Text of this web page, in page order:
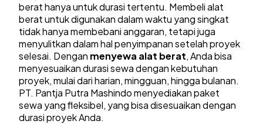
berat hanya untuk durasi tertentu. Membeli alat
berat untuk digunakan dalam waktu yang singkat
tidak hanya membebani anggaran, tetapi juga
menyulitkan dalam hal penyimpanan setelah proyek
selesai. Dengan menyewa alat berat, Anda bisa
menyesuaikan durasi sewa dengan kebutuhan
proyek, mulai dari harian, mingguan, hingga bulanan.
PT. Pantja Putra Mashindo menyediakan paket
sewa yang fleksibel, yang bisa disesuaikan dengan
durasi proyek Anda.